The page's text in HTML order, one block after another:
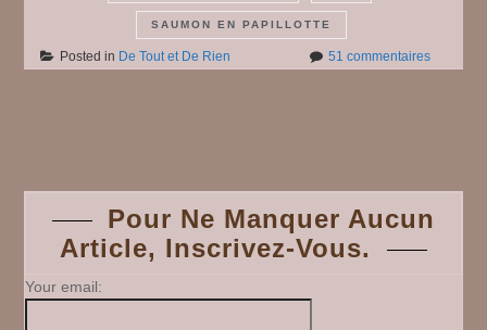
SAUMON EN PAPILLOTTE
Posted in De Tout et De Rien 51 commentairessur
navigation
Pour Ne Manquer Aucun
Article, Inscrivez-Vous.
Your email: